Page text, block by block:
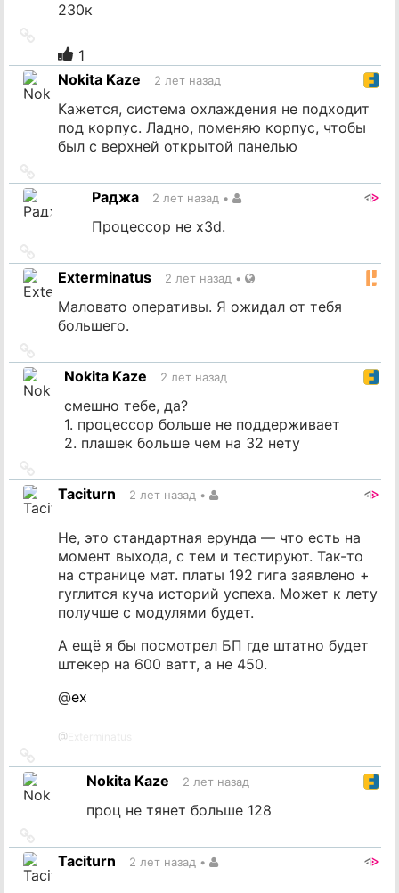
230к
источник
1
Nokita Kaze
2 лет назад
Кажется, система охлаждения не подходит
под корпус. Ладно, поменяю корпус, чтобы
был с верхней открытой панелью
на
источник Раджа 2 лет назад •
Процессор не x3d.
на
источник
Exterminatus 2 лет назад •
Маловато оперативы. Я ожидал от тебя
большего.
на
источникNokita Kaze 2 лет назад
смешно тебе, да?
1. процессор больше не поддерживает
2. плашек больше чем на 32 нету
на
источник
Taciturn 2 лет назад •
Не, это стандартная ерунда — что есть на
момент выхода, с тем и тестируют. Так-то
на странице мат. платы 192 гига заявлено +
гуглится куча историй успеха. Может к лету
получше с модулями будет.
А ещё я бы посмотрел БП где штатно будет
штекер на 600 ватт, а не 450.
@ex
@
на
источникNokita Kaze 2 лет назад
проц не тянет больше 128
на
источник
Taciturn 2 лет назад •